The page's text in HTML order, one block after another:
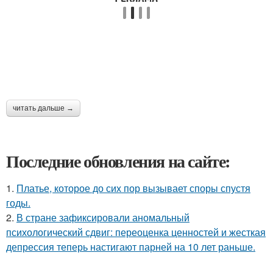
читать дальше →
Последние обновления на сайте:
1. Платье, которое до сих пор вызывает споры спустя
годы.
2. В стране зафиксировали аномальный
психологический сдвиг: переоценка ценностей и жесткая
депрессия теперь настигают парней на 10 лет раньше.